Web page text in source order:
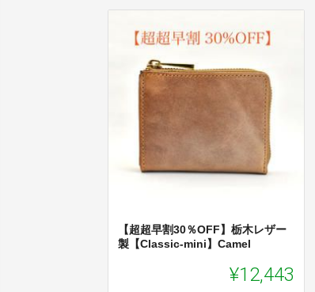
【超超早割30％OFF】栃木レザー
製【Classic-mini】Camel
¥12,443